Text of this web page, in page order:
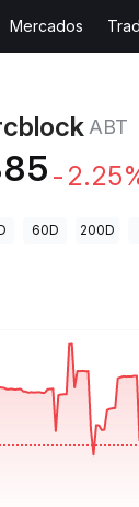
Mercados
ABT
-
60D 200D